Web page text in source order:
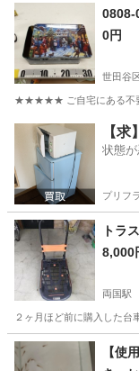
東京 世田谷区 0808-
0円
世田谷
★★★★★ ご自宅にある不要
東京 世田谷区 そ
【
状態
プリフラ
トラ
8,000
両国駅
２ヶ月ほど前に購入した
東京 墨田区 両国駅
【使